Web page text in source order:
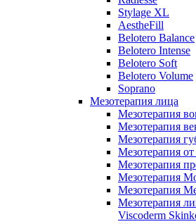
Stylage XL
AestheFill
Belotero Balance
Belotero Intense
Belotero Soft
Belotero Volume
Soprano
Мезотерапия лица
Мезотерапия
Мезотерапия
Мезотерапия
Мезотерапия от
Мезотерапия
Мезотерапия
Мезотерапия
Мезотерапия
Viscoderm